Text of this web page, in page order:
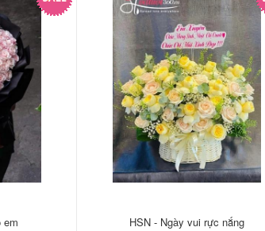
em HSN - Ngày vui rực nắng